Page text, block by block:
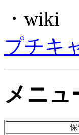
・wiki
プチキ
メニュ